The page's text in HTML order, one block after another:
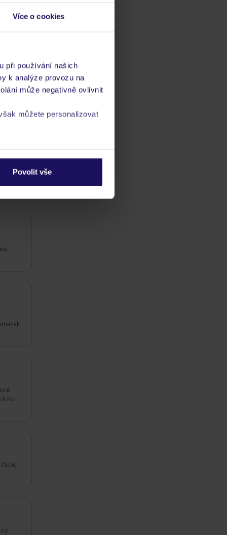
Více o cookies
při používání našich
k analýze provozu na
může negativně ovlivnit
můžete personalizovat
zásadách ochrany
Povolit vše
/ kvalitaść